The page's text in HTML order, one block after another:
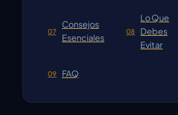
07
Consejos
Esenciales
08
Lo Que
Debes
Evitar
09 FAQ